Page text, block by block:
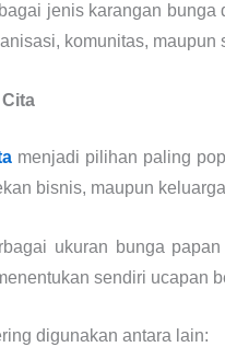
jenis karangan
komunitas, maupun
menjadi pilihan paling
bisnis, maupun
ukuran bunga
sendiri ucapan
digunakan antara lain: